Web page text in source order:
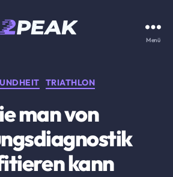
Menü
Kategorien
TRIATHLON
man von
kann